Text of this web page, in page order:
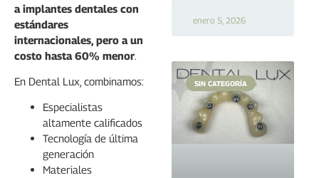
enero 5, 2026
SIN CATEGORÍA
a implantes dentales con
estándares
internacionales, pero a un
costo hasta 60% menor.
En Dental Lux, combinamos:
Especialistas
altamente calificados
Tecnología de última
generación
Materiales